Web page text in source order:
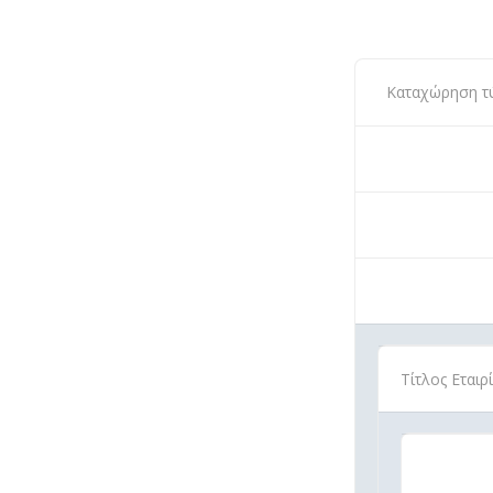
Καταχώρηση
Τίτλος